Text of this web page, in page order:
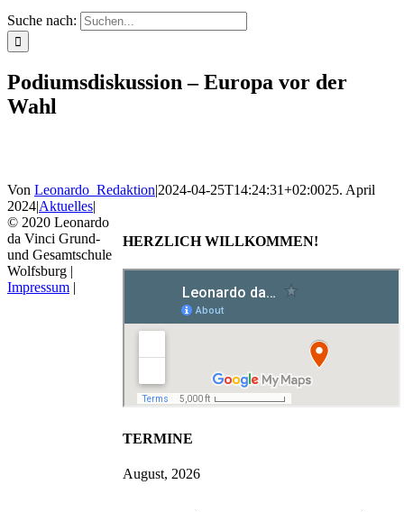
Suche nach:
Podiumsdiskussion – Europa vor der
Wahl
Von Leonardo_Redaktion|2024-04-25T14:24:31+02:0025. April
2024|Aktuelles|
HERZLICH WILLKOMMEN!
TERMINE
August, 2026
© 2020 Leonardo
da Vinci Grund-
und Gesamtschule
Wolfsburg |
Impressum |